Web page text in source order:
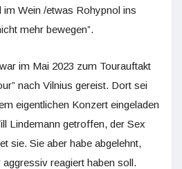
Wein /etwas Rohypnol ins
mehr bewegen”.
im Mai 2023 zum Tourauftakt
nach Vilnius gereist. Dort sei
eigentlichen Konzert eingeladen
Lindemann getroffen, der Sex
sie. Sie aber habe abgelehnt,
reagiert haben soll.